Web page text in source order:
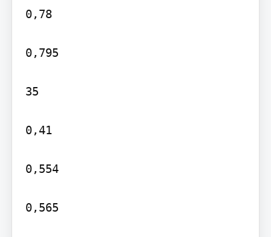
0,78
0,795
35
0,41
0,554
0,565